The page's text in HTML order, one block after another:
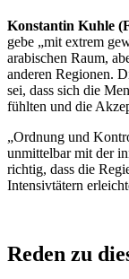
Konstantin Kuhle
gebe „mit extrem
arabischen Raum,
anderen Regionen.
sei, dass sich die
fühlten und die
„Ordnung und
unmittelbar mit der
richtig, dass die
Intensivtätern
Reden zu